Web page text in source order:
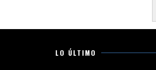
LO ÚLTIMO